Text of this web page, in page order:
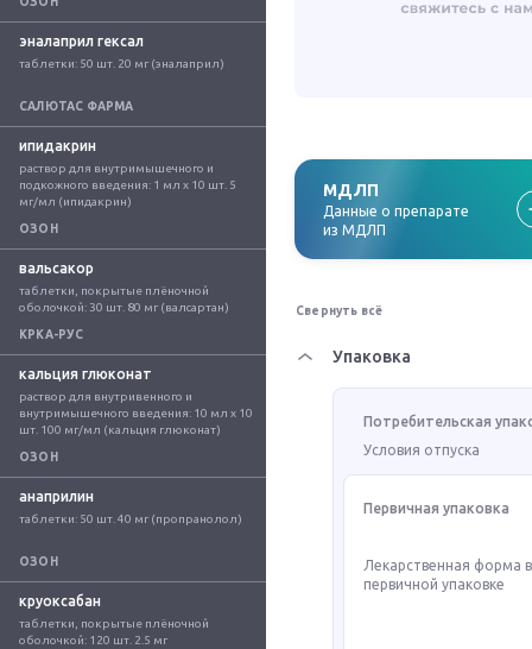
эналаприл гексал
таблетки: 50 шт. 20 мг (эналаприл)
САЛЮТАС ФАРМА
ипидакрин
раствор для внутримышечного и
подкожного введения: 1 мл x 10 шт. 5
мг/мл (ипидакрин)
ОЗОН
вальсакор
таблетки, покрытые плёночной
оболочкой: 30 шт. 80 мг (валсартан)
КРКА-РУС
кальция глюконат
раствор для внутривенного и
внутримышечного введения: 10 мл x 10
шт. 100 мг/мл (кальция глюконат)
ОЗОН
анаприлин
таблетки: 50 шт. 40 мг (пропранолол)
ОЗОН
круоксабан
таблетки, покрытые плёночной
оболочкой: 120 шт. 2.5 мг
МДЛП
Данные о препарате
из МДЛП
Свернуть всё
Упаковка
Потребительская
Условия отпуска
Первичная упаковка
Лекарственная форма
первичной упаковке